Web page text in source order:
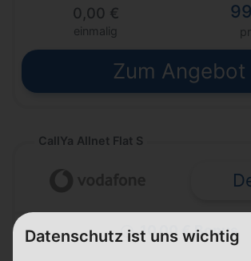
0,00 €
einmalig
Zum Angebot
CallYa Allnet Flat S
10,00 € Bonus
Datenschutz ist uns wichtig